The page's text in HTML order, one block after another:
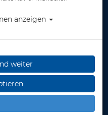
€
anzeigen
weiter